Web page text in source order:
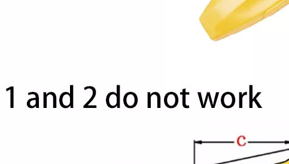
Dents de pelle personnalisées Rock en acier allié 6Y3222RC